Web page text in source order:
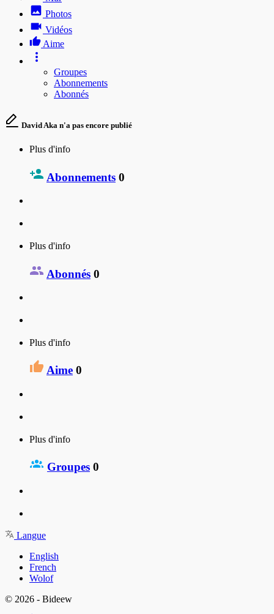
Photos
Vidéos
Aime
Groupes
Abonnements
Abonnés
David Aka n'a pas encore publié
Plus d'info
Abonnements 0
Plus d'info
Abonnés 0
Plus d'info
Aime 0
Plus d'info
Groupes 0
Langue
English
French
Wolof
© 2026 - Bideew